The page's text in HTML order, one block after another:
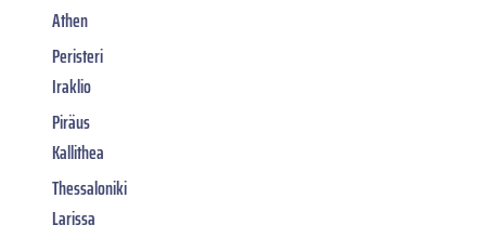
Athen
Peristeri
Iraklio
Piräus
Kallithea
Thessaloniki
Larissa